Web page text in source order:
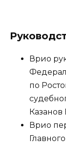
Врио
по
Врио